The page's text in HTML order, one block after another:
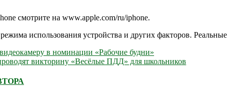
смотрите на www.apple.com/ru/iphone.
использования устройства и других факторов. Реальные
в номинации «Рабочие будни»
викторину «Весёлые ПДД» для школьников